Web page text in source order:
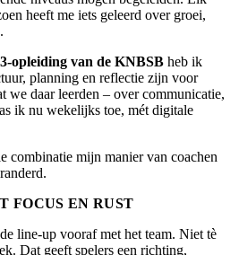
heeft me iets geleerd over groei,
opleiding van de KNBSB heb ik
planning en reflectie zijn voor
daar leerden – over communicatie,
ik nu wekelijks toe, mét digitale
combinatie mijn manier van coachen
FOCUS EN RUST
line-up vooraf met het team. Niet tè
Dat geeft spelers een richting,